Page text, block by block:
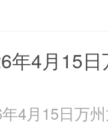
年4月15